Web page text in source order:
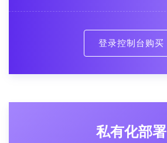
登录控制台购买
私有化部署